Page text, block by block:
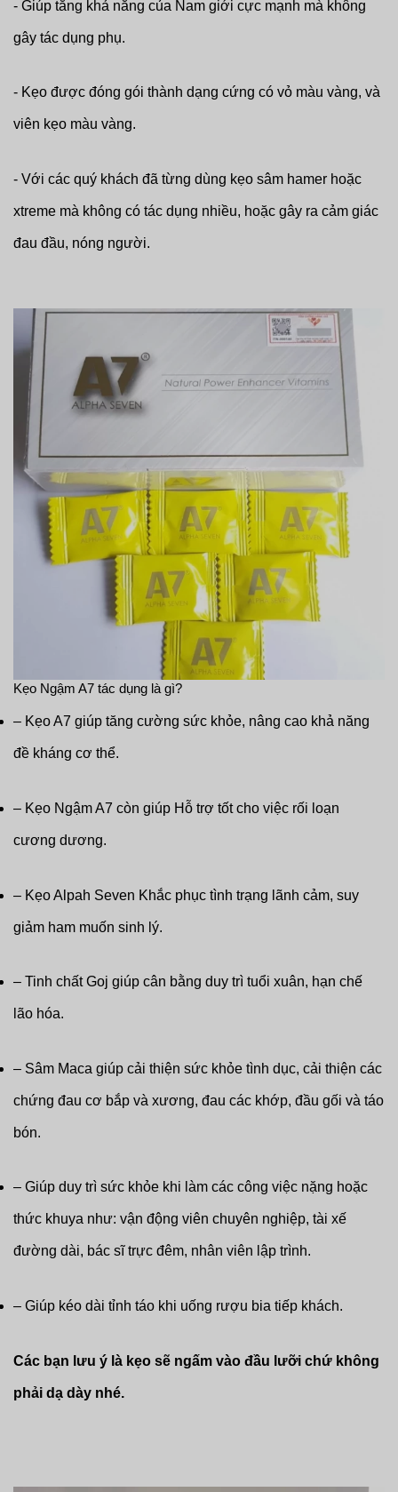
- Giúp tăng khả năng của Nam giới cực mạnh mà không
gây tác dụng phụ.
- Kẹo được đóng gói thành dạng cứng có vỏ màu vàng, và
viên kẹo màu vàng.
- Với các quý khách đã từng dùng kẹo sâm hamer hoặc
xtreme mà không có tác dụng nhiều, hoặc gây ra cảm giác
đau đầu, nóng người.
Kẹo Ngậm A7 tác dụng là gì?
– Kẹo A7 giúp tăng cường sức khỏe, nâng cao khả năng
đề kháng cơ thể.
– Kẹo Ngậm A7 còn giúp Hỗ trợ tốt cho việc rối loạn
cương dương.
– Kẹo Alpah Seven Khắc phục tình trạng lãnh cảm, suy
giảm ham muốn sinh lý.
– Tinh chất Goj giúp cân bằng duy trì tuổi xuân, hạn chế
lão hóa.
– Sâm Maca giúp cải thiện sức khỏe tình dục, cải thiện các
chứng đau cơ bắp và xương, đau các khớp, đầu gối và táo
bón.
– Giúp duy trì sức khỏe khi làm các công việc nặng hoặc
thức khuya như: vận động viên chuyên nghiệp, tài xế
đường dài, bác sĩ trực đêm, nhân viên lập trình.
– Giúp kéo dài tỉnh táo khi uống rượu bia tiếp khách.
Các bạn lưu ý là kẹo sẽ ngấm vào đầu lưỡi chứ không
phải dạ dày nhé.